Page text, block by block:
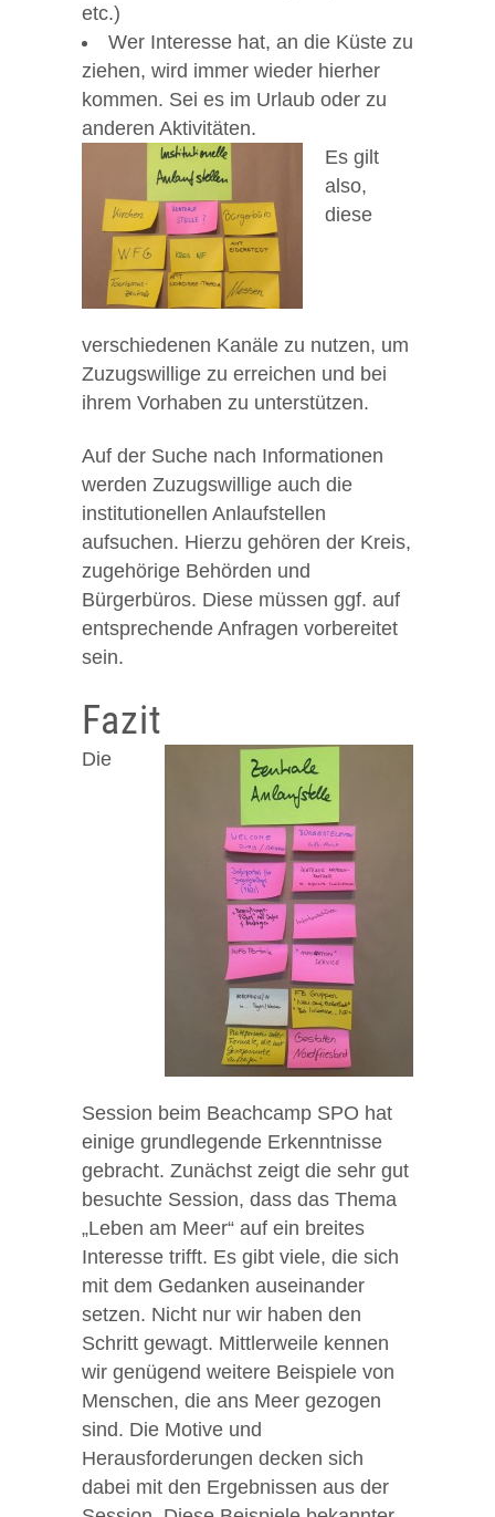
etc.)
Wer Interesse hat, an die Küste zu
ziehen, wird immer wieder hierher
kommen. Sei es im Urlaub oder zu
anderen Aktivitäten.
Es gilt
also,
diese
verschiedenen Kanäle zu nutzen, um
Zuzugswillige zu erreichen und bei
ihrem Vorhaben zu unterstützen.
Auf der Suche nach Informationen
werden Zuzugswillige auch die
institutionellen Anlaufstellen
aufsuchen. Hierzu gehören der Kreis,
zugehörige Behörden und
Bürgerbüros. Diese müssen ggf. auf
entsprechende Anfragen vorbereitet
sein.
Fazit
Die
Session beim Beachcamp SPO hat
einige grundlegende Erkenntnisse
gebracht. Zunächst zeigt die sehr gut
besuchte Session, dass das Thema
„Leben am Meer“ auf ein breites
Interesse trifft. Es gibt viele, die sich
mit dem Gedanken auseinander
setzen. Nicht nur wir haben den
Schritt gewagt. Mittlerweile kennen
wir genügend weitere Beispiele von
Menschen, die ans Meer gezogen
sind. Die Motive und
Herausforderungen decken sich
dabei mit den Ergebnissen aus der